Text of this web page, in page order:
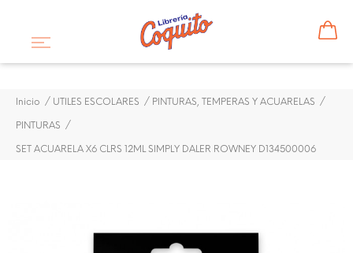
Inicio UTILES ESCOLARES PINTURAS, TEMPERAS Y ACUARELAS
PINTURAS
SET ACUARELA X6 CLRS 12ML SIMPLY DALER ROWNEY D134500006
¡DISPONIBLE SÓLO EN INTERNET! -20%